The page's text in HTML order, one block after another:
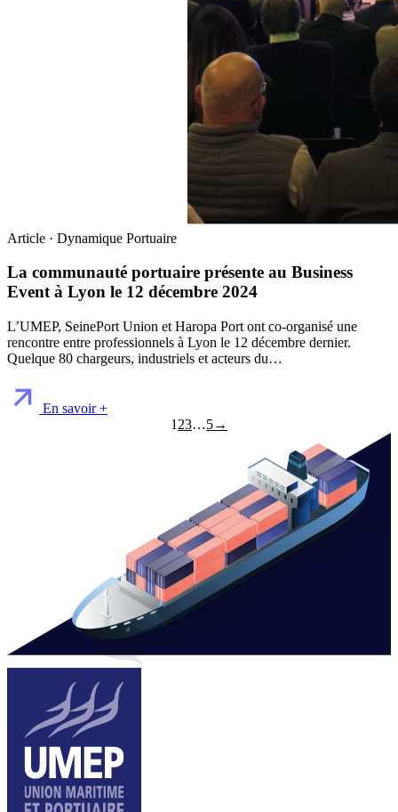
Article · Dynamique Portuaire
La communauté portuaire présente au Business
Event à Lyon le 12 décembre 2024
L’UMEP, SeinePort Union et Haropa Port ont co-organisé une
rencontre entre professionnels à Lyon le 12 décembre dernier.
Quelque 80 chargeurs, industriels et acteurs du…
En savoir +
1 23…5→